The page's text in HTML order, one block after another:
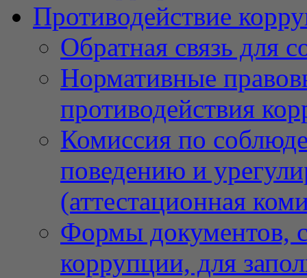
Противодействие
Обратная связь для
Нормативные
противодействия
Комиссия по
поведению и
(аттестационная
Формы документов,
коррупции, для